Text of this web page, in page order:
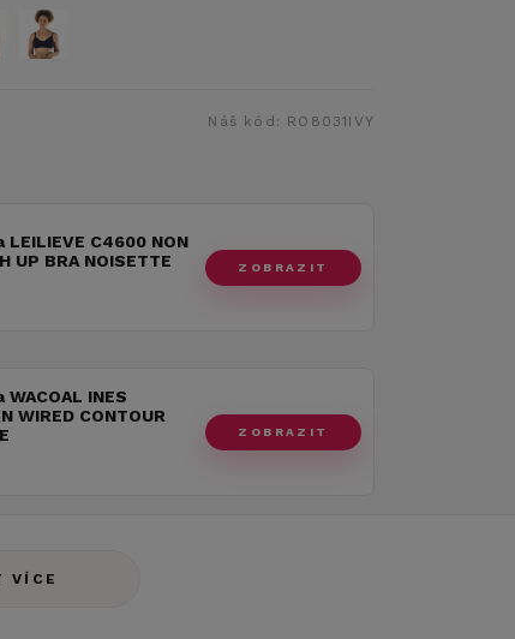
Náš kód: RO8031IVY
C4600 NON
UP BRA NOISETTE
ZOBRAZIT
INES
WIRED CONTOUR
ZOBRAZIT
VÍCE